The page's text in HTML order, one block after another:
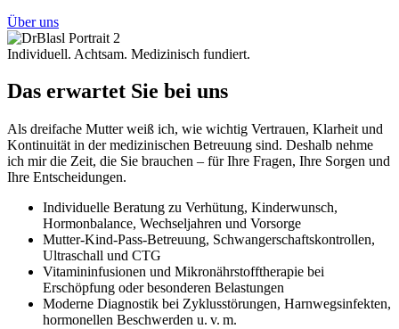
Über uns
Individuell. Achtsam. Medizinisch fundiert.
Das erwartet Sie bei uns
Als dreifache Mutter weiß ich, wie wichtig Vertrauen, Klarheit und
Kontinuität in der medizinischen Betreuung sind. Deshalb nehme
ich mir die Zeit, die Sie brauchen – für Ihre Fragen, Ihre Sorgen und
Ihre Entscheidungen.
Individuelle Beratung zu Verhütung, Kinderwunsch,
Hormonbalance, Wechseljahren und Vorsorge
Mutter-Kind-Pass-Betreuung, Schwangerschaftskontrollen,
Ultraschall und CTG
Vitamininfusionen und Mikronährstofftherapie bei
Erschöpfung oder besonderen Belastungen
Moderne Diagnostik bei Zyklusstörungen, Harnwegsinfekten,
hormonellen Beschwerden u. v. m.